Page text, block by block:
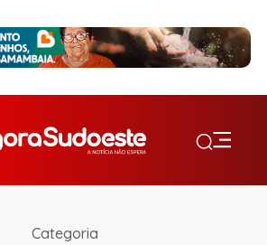
Categoria